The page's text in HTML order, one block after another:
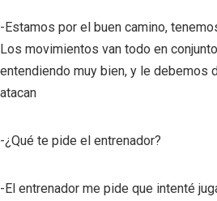
-Estamos por el buen camino,
Los movimientos van todo en
entendiendo muy bien, y le debemos
atacan
-¿Qué te pide el entrenador?
-El entrenador me pide que intenté